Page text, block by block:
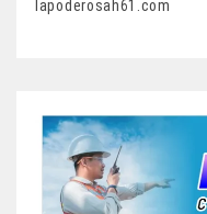
lapoderosah61.com